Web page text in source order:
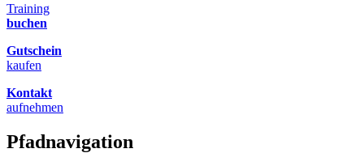
Training
buchen
Gutschein
kaufen
Kontakt
aufnehmen
Pfadnavigation